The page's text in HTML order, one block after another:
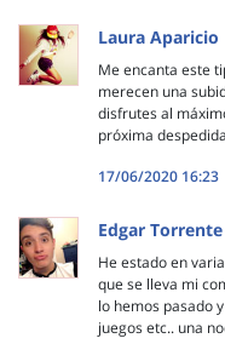
Laura Aparicio
Me encanta este
merecen una
disfrutes al
próxima
17/06/2020 16:23
Edgar Torrente
He estado en
que se lleva mi
lo hemos pasado
juegos etc.. una